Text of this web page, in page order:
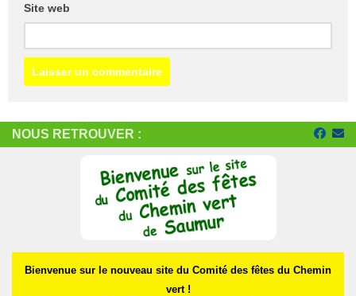
Site web
NOUS RETROUVER :
Bienvenue sur le nouveau site du Comité des fêtes du Chemin
vert !